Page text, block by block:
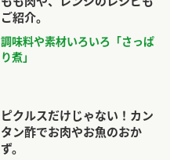
ご紹介。
調味料や素材いろいろ「さっぱ
り煮」
ピクルスだけじゃない！カン
タン酢でお肉やお魚のおか
ず。